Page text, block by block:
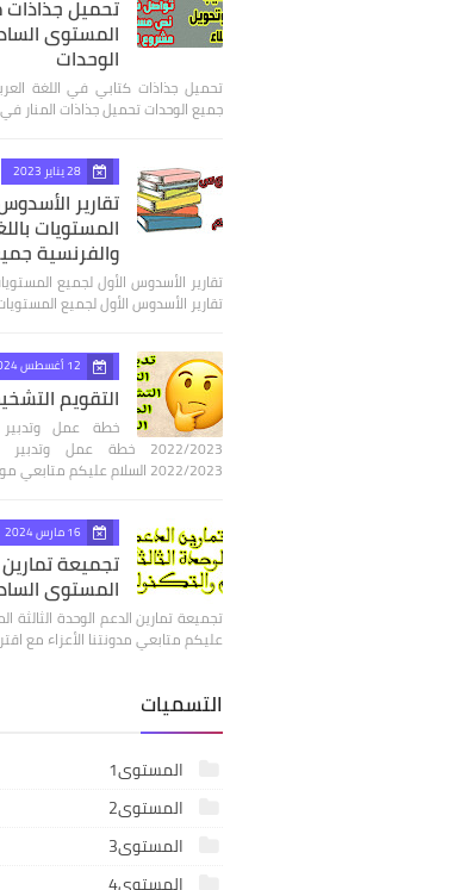
تحميل جذاذات
المستوى
الوحدات
تحميل جذاذات كتابي في اللغة
جميع الوحدات تحميل جذاذات المنار
28 يناير 2023
تقارير
المستويات
والفرنسية
تقارير الأسدوس الأول لجميع
تقارير الأسدوس الأول لجميع
12 أغسطس 2024
التقويم
خطة عمل
2022/2023 خطة عمل
2022/2023 السلام عليكم متابعي مو…
16 مارس 2024
تجميعة تمارين
المستوى
تجميعة تمارين الدعم الوحدة
عليكم متابعي مدونتنا الأعزاء مع
التسميات
المستوى1
المستوى2
المستوى3